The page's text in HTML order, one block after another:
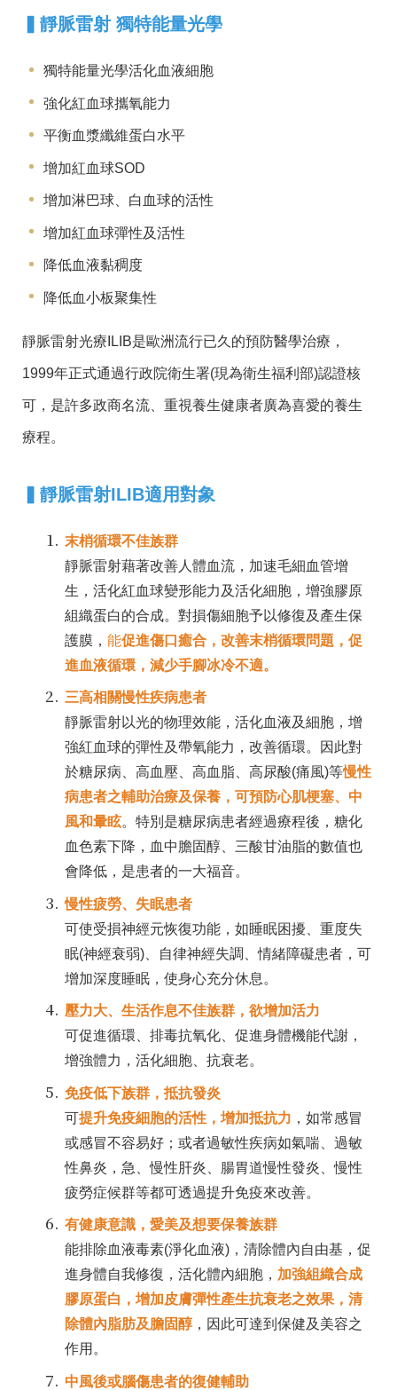
靜脈雷射 獨特能量光學
獨特能量光學活化血液細胞
強化紅血球攜氧能力
平衡血漿纖維蛋白水平
增加紅血球SOD
增加淋巴球、白血球的活性
增加紅血球彈性及活性
降低血液黏稠度
降低血小板聚集性
靜脈雷射光療ILIB是歐洲流行已久的預防醫學治療，
1999年正式通過行政院衛生署(現為衛生福利部)認證核
可，是許多政商名流、重視養生健康者廣為喜愛的養生
療程。
靜脈雷射ILIB適用對象
末梢循環不佳族群
靜脈雷射藉著改善人體血流，加速毛細血管增
生，活化紅血球變形能力及活化細胞，增強膠原
組織蛋白的合成。對損傷細胞予以修復及產生保
護膜，能促進傷口癒合，改善末梢循環問題，促
進血液循環，減少手腳冰冷不適。
三高相關慢性疾病患者
靜脈雷射以光的物理效能，活化血液及細胞，增
強紅血球的彈性及帶氧能力，改善循環。因此對
於糖尿病、高血壓、高血脂、高尿酸(痛風)等慢性
病患者之輔助治療及保養，可預防心肌梗塞、中
風和暈眩。特別是糖尿病患者經過療程後，糖化
血色素下降，血中膽固醇、三酸甘油脂的數值也
會降低，是患者的一大福音。
慢性疲勞、失眠患者
可使受損神經元恢復功能，如睡眠困擾、重度失
眠(神經衰弱)、自律神經失調、情緒障礙患者，可
增加深度睡眠，使身心充分休息。
壓力大、生活作息不佳族群，欲增加活力
可促進循環、排毒抗氧化、促進身體機能代謝，
增強體力，活化細胞、抗衰老。
免疫低下族群，抵抗發炎
可提升免疫細胞的活性，增加抵抗力 ，如常感冒
或感冒不容易好；或者過敏性疾病如氣喘、過敏
性鼻炎，急、慢性肝炎、腸胃道慢性發炎、慢性
疲勞症候群等都可透過提升免疫來改善。
有健康意識，愛美及想要保養族群
能排除血液毒素(淨化血液)，清除體內自由基，促
進身體自我修復，活化體內細胞， 加強組織合成
膠原蛋白，增加皮膚彈性產生抗衰老之效果，清
除體內脂肪及膽固醇，因此可達到保健及美容之
作用。
中風後或腦傷患者的復健輔助